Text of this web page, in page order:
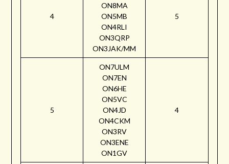
4
ON8MA
ON5MB
ON4RLI
ON3QRP
ON3JAK/MM
5
5
ON7ULM
ON7EN
ON6HE
ON5VC
ON4JD
ON4CKM
ON3RV
ON3ENE
ON1GV
4